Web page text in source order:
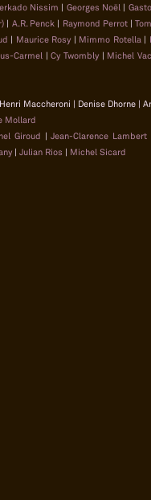
Nissim | Georges Noël |
| A.R. Penck | Raymond Perrot|
| Maurice Rosy | Mimmo Rotella |
Carmel |Cy Twombly | Michel
Maccheroni | Denise Dhorne |
Mollard
Giroud |Jean-Clarence Lambert
| Julian Rios | Michel Sicard